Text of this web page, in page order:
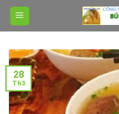
Skip
28
Th3